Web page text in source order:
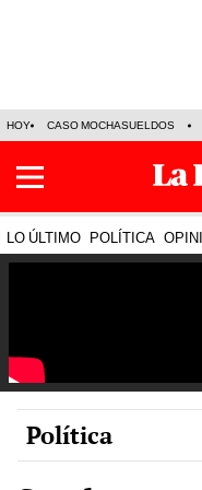
HOY CASO MOCHASUELDOS
LO ÚLTIMO POLÍTICA
Política